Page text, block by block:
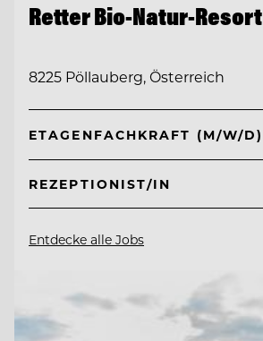
Retter Bio-Natur-Resort
8225 Pöllauberg, Österreich
ETAGENFACHKRAFT (M/W/D)
REZEPTIONIST/IN
Entdecke alle Jobs